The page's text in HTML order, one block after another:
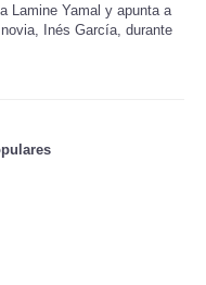
Lamine Yamal y apunta a
Inés García, durante